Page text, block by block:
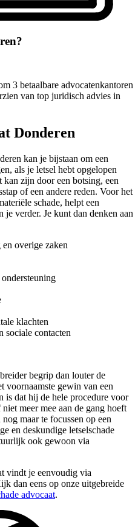
3 betaalbare advocatenkantoren
van top juridisch advies in
Donderen
kan je bijstaan om een
als je letsel hebt opgelopen
kan zijn door een botsing, een
of een andere reden. Voor het
schade, helpt een
je verder. Je kunt dan denken aan
overige zaken
klachten
sociale contacten
begrip dan louter de
voornaamste gewin van een
is dat hij de hele procedure voor
meer mee aan de gang hoeft
maar te focussen op een
en deskundige letselschade
ook gewoon via
vindt je eenvoudig via
dan eens op onze uitgebreide
advocaat.